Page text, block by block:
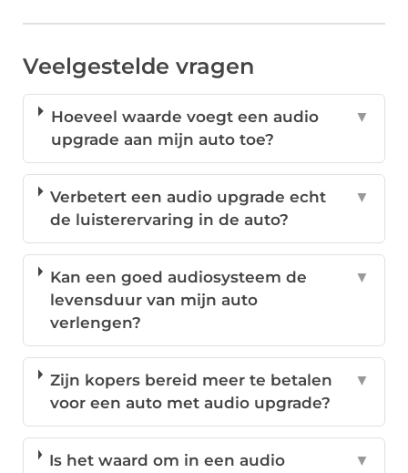
Veelgestelde vragen
Hoeveel waarde voegt een audio
upgrade aan mijn auto toe?
▼
Verbetert een audio upgrade echt
de luisterervaring in de auto?
▼
Kan een goed audiosysteem de
levensduur van mijn auto
verlengen?
▼
Zijn kopers bereid meer te betalen
voor een auto met audio upgrade?
▼
Is het waard om in een audio
▼